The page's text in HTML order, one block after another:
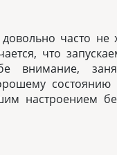
часто не
что
внимание,
настроением